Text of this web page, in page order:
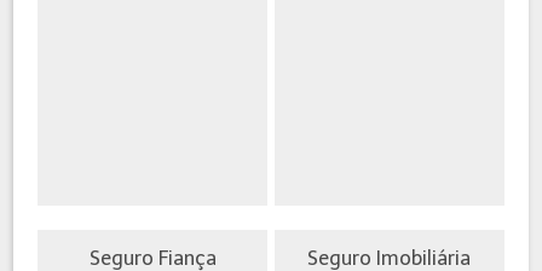
Seguro Fiança
Seguro Imobiliária